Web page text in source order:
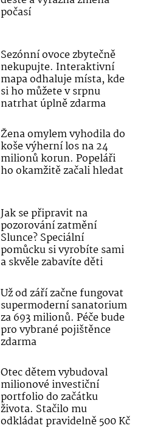
počasí
Sezónní ovoce zbytečně
nekupujte. Interaktivní
mapa odhaluje místa, kde
si ho můžete v srpnu
natrhat úplně zdarma
Žena omylem vyhodila do
koše výherní los na 24
milionů korun. Popeláři
ho okamžitě začali hledat
Jak se připravit na
pozorování zatmění
Slunce? Speciální
pomůcku si vyrobíte sami
a skvěle zabavíte děti
Už od září začne fungovat
supermoderní sanatorium
za 693 milionů. Péče bude
pro vybrané pojištěnce
zdarma
Otec dětem vybudoval
milionové investiční
portfolio do začátku
života. Stačilo mu
odkládat pravidelně 500 Kč